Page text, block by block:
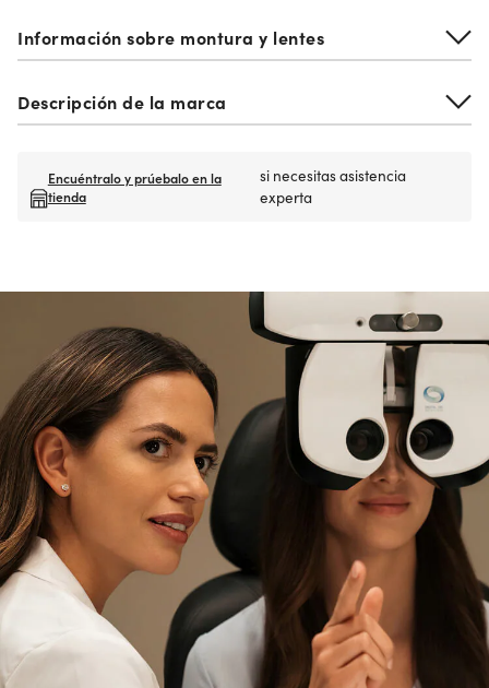
Información sobre montura y lentes
Descripción de la marca
Encuéntralo y prúebalo en la
tienda
si necesitas asistencia
experta